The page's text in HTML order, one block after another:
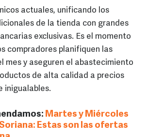
actuales, unificando los
de la tienda con grandes
exclusivas. Es el momento
compradores planifiquen las
mes y aseguren el abastecimiento
de alta calidad a precios
inigualables.
Martes y Miércoles
Estas son las ofertas